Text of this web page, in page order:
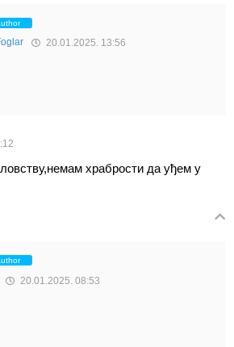
20.01.2025. 13:56
храбрости да уђем у
20.01.2025. 08:53